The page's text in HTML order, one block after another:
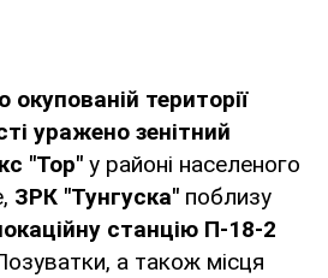
території
уражено зенітний
"Тор" у районі населеного
ЗРК "Тунгуска" поблизу
станцію П-18-2
а також місця